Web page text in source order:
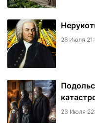
26 Июля
23 Июля